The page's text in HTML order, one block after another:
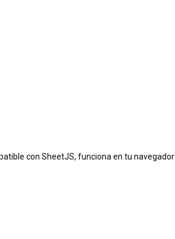
con SheetJS, funciona en tu navegador